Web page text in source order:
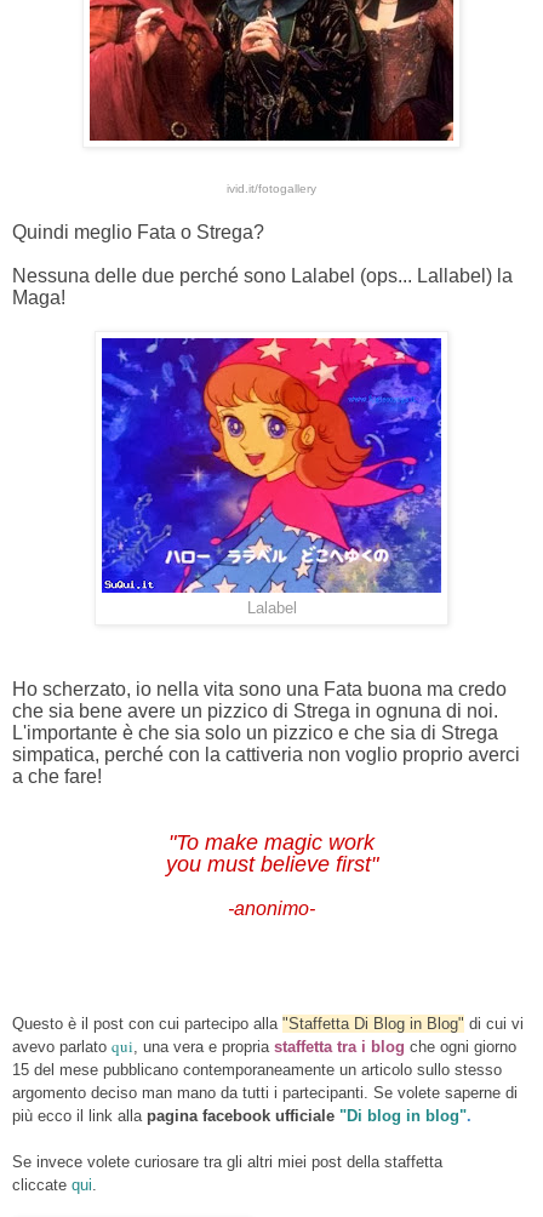
ivid.it/fotogallery
Quindi meglio Fata o Strega?
Nessuna delle due perché sono Lalabel (ops... Lallabel) la
Maga!
Lalabel
Ho scherzato, io nella vita sono una Fata buona ma credo
che sia bene avere un pizzico di Strega in ognuna di noi.
L'importante è che sia solo un pizzico e che sia di Strega
simpatica, perché con la cattiveria non voglio proprio averci
a che fare!
"To make magic work
you must believe first"
-anonimo-
Questo è il post con cui partecipo alla "Staffetta Di Blog in Blog" di cui vi
avevo parlato qui , una vera e propria staffetta tra i blog che ogni giorno
15 del mese pubblicano contemporaneamente un articolo sullo stesso
argomento deciso man mano da tutti i partecipanti. Se volete saperne di
più ecco il link alla pagina facebook ufficiale "Di blog in blog".
Se invece volete curiosare tra gli altri miei post della staffetta
cliccate qui